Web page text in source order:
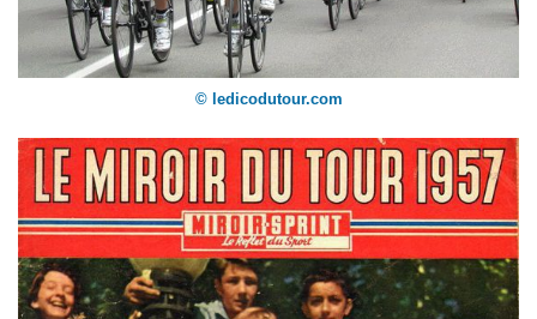
© ledicodutour.com